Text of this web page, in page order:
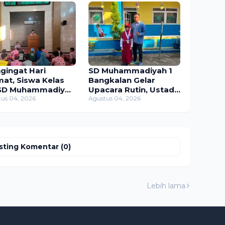
Hari
Siswa Kelas
Muhammadiyah
Ajak
04, 2026
SD Muhammadiyah 1
Bangkalan Gelar
Upacara Rutin, Ustadz
Farosdak: "Setiap
Agustus 04, 2026
Komentar (0)
Lebih lama